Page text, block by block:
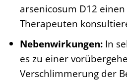
arsenicosum D12
Therapeuten
Nebenwirkungen:In
es zu einer
Verschlimmerung der